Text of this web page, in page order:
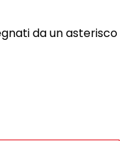
da un asterisco